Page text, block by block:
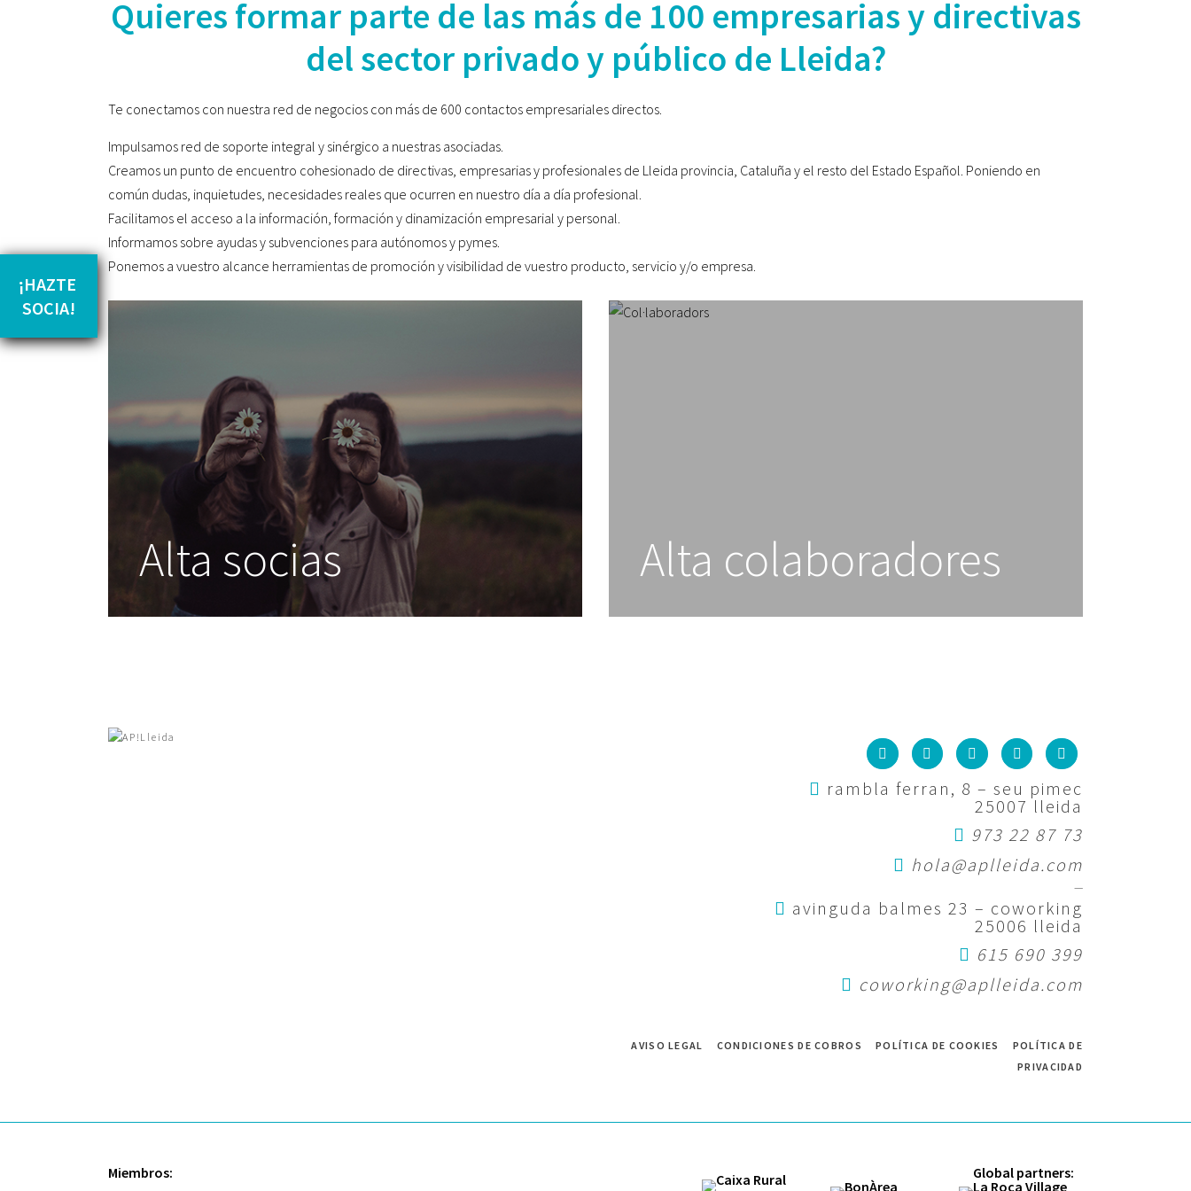
Quieres formar parte de las más de 100 empresarias y directivas
del sector privado y público de Lleida?
Te conectamos con nuestra red de negocios con más de 600 contactos empresariales directos.
Impulsamos red de soporte integral y sinérgico a nuestras asociadas.
Creamos un punto de encuentro cohesionado de directivas, empresarias y profesionales de Lleida provincia, Cataluña y el resto del Estado Español. Poniendo en
común dudas, inquietudes, necesidades reales que ocurren en nuestro día a día profesional.
Facilitamos el acceso a la información, formación y dinamización empresarial y personal.
Informamos sobre ayudas y subvenciones para autónomos y pymes.
Ponemos a vuestro alcance herramientas de promoción y visibilidad de vuestro producto, servicio y/o empresa.
Alta socias Alta colaboradores
rambla ferran, 8 – seu pimec
25007 lleida
973 22 87 73
hola@aplleida.com
—
avinguda balmes 23 – coworking
25006 lleida
615 690 399
coworking@aplleida.com
AVISO LEGAL CONDICIONES DE COBROS POLÍTICA DE COOKIES
POLÍTICA DE
PRIVACIDAD
Miembros: Global partners:
¡HAZTE
SOCIA!